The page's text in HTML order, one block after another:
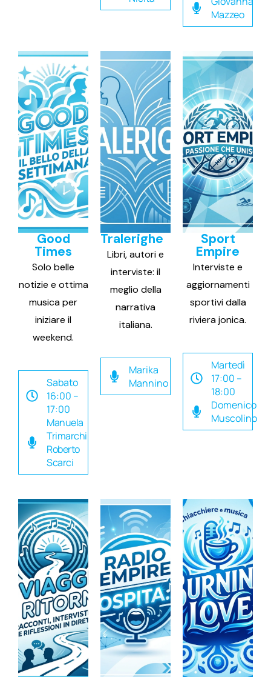
Mazzeo
Good
Times
Solo belle
notizie e ottima
musica per
iniziare il
weekend.
Sabato
16:00 –
17:00
Manuela
Trimarchi
Roberto
Scarci
Tralerighe
Libri, autori e
interviste: il
meglio della
narrativa
italiana.
Marika
Mannino
Sport
Empire
Interviste e
aggiornamenti
sportivi dalla
riviera jonica.
Martedì
17:00 –
18:00
Domenico
Muscolino